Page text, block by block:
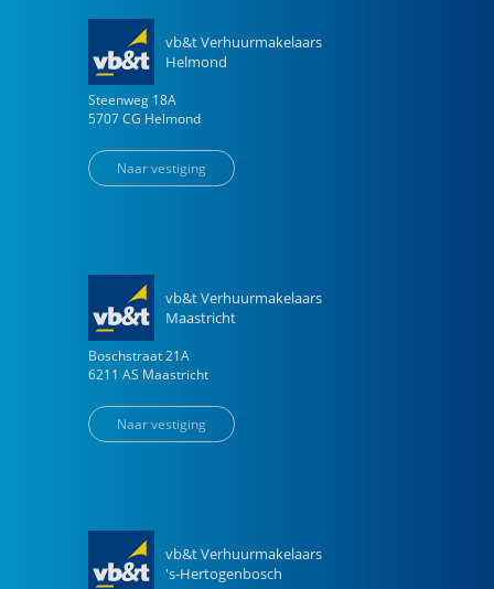
vb&t Verhuurmakelaars
Helmond
Steenweg 18A
5707 CG Helmond
Naar vestiging
vb&t Verhuurmakelaars
Maastricht
Boschstraat 21A
6211 AS Maastricht
Naar vestiging
vb&t Verhuurmakelaars
's-Hertogenbosch